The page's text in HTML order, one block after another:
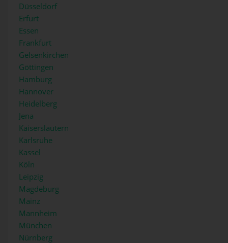
Düsseldorf
Erfurt
Essen
Frankfurt
Gelsenkirchen
Göttingen
Hamburg
Hannover
Heidelberg
Jena
Kaiserslautern
Karlsruhe
Kassel
Köln
Leipzig
Magdeburg
Mainz
Mannheim
München
Nürnberg